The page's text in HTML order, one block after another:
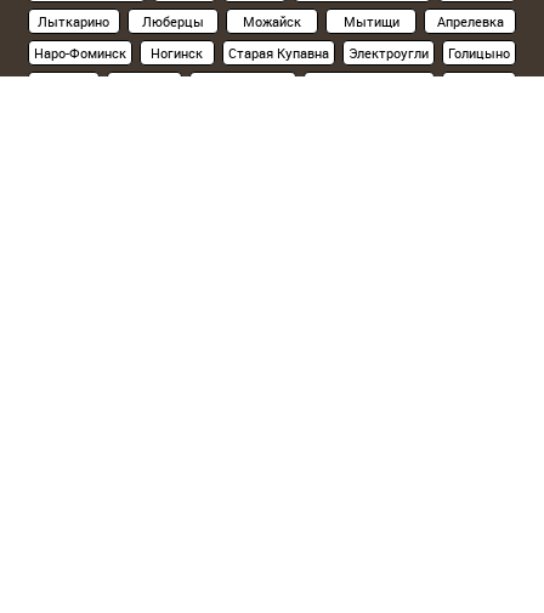
Лыткарино
Люберцы Можайск Мытищи
Апрелевка
Наро-Фоминск
Ногинск Старая Купавна Электроугли
Голицыно